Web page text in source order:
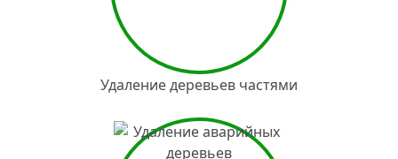
Удаление деревьев частями